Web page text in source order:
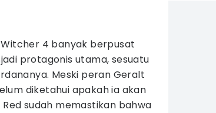
4 banyak berpusat
protagonis utama, sesuatu
Meski peran Geralt
diketahui apakah ia akan
sudah memastikan bahwa